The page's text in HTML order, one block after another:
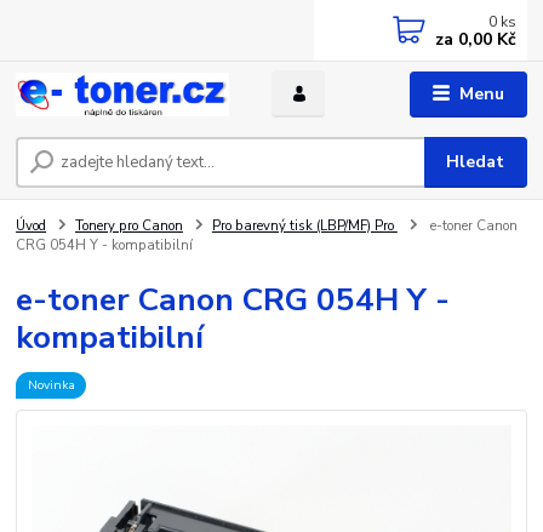
Menu
Hledat
0 ks
za 0,00 Kč
Úvod Tonery pro Canon Pro barevný tisk (LBP/MF) Pro
e-toner Canon
CRG 054H Y - kompatibilní
e-toner Canon CRG 054H Y -
kompatibilní
Novinka